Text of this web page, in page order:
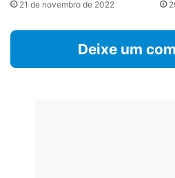
21 de novembro de 2022
Deixe um